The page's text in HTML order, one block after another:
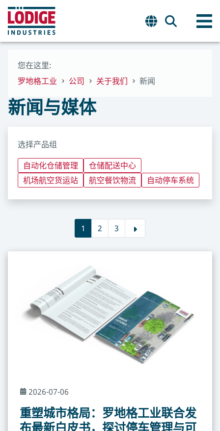
您在这里:
罗地格工业
公司 关于我们 新闻
新闻与媒体
选择产品组
自动化仓储管理
仓储配送中心
机场航空货运站
航空餐饮物流 自动停车系统
1 2 3
2026-07-06
重塑城市格局：罗地格工业联合发
布最新白皮书，探讨停车管理与可